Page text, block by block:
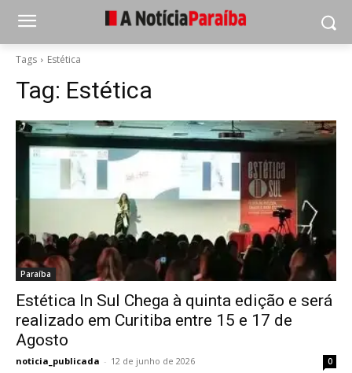
Tags Estética
Tag: Estética
Paraíba
Estética In Sul Chega à quinta edição e será
realizado em Curitiba entre 15 e 17 de
Agosto
noticia_publicada - 12 de junho de 2026 0